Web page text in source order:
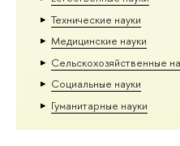
Тех­ничес­кие науки
Медицинские науки
Сельскохозяйственные
Социальные науки
Гуманитарные науки